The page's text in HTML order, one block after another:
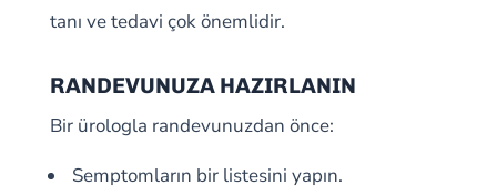
tanı ve tedavi çok önemlidir.
RANDEVUNUZA HAZIRLANIN
Bir ürologla randevunuzdan önce:
Semptomların bir listesini yapın.